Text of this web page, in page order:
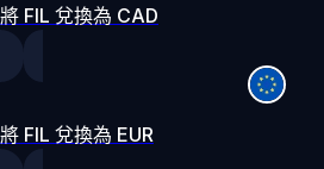
將 FIL 兌換為 CAD
將 FIL 兌換為 EUR